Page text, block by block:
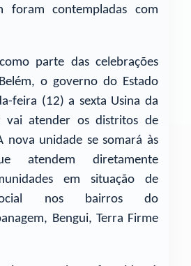
foram contempladas com
parte das celebrações
o governo do Estado
feira (12) a sexta Usina da
vai atender os distritos de
nova unidade se somará às
atendem diretamente
em situação de
social nos bairros do
Bengui, Terra Firme